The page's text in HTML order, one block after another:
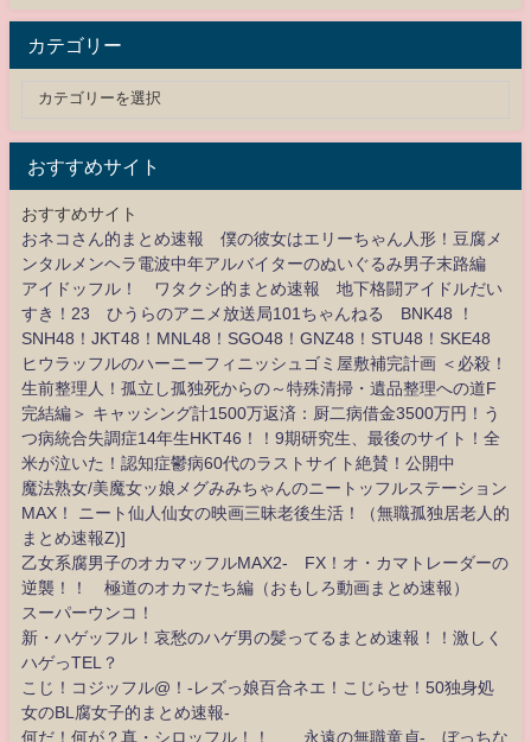
カテゴリー
おすすめサイト
おすすめサイト
おネコさん的まとめ速報 僕の彼女はエリーちゃん人形！豆腐メ
ンタルメンヘラ電波中年アルバイターのぬいぐるみ男子末路編
アイドッフル！ ワタクシ的まとめ速報 地下格闘アイドルだい
すき！23 ひうらのアニメ放送局101ちゃんねる BNK48 ！
SNH48！JKT48！MNL48！SGO48！GNZ48！STU48！SKE48
ヒウラッフルのハーニーフィニッシュゴミ屋敷補完計画 ＜必殺！
生前整理人！孤立し孤独死からの～特殊清掃・遺品整理への道F
完結編＞ キャッシング計1500万返済：厨二病借金3500万円！う
つ病統合失調症14年生HKT46！！9期研究生、最後のサイト！全
米が泣いた！認知症鬱病60代のラストサイト絶賛！公開中
魔法熟女/美魔女ッ娘メグみみちゃんのニートッフルステーション
MAX！ ニート仙人仙女の映画三昧老後生活！（無職孤独居老人的
まとめ速報Z)]
乙女系腐男子のオカマッフルMAX2- FX！オ・カマトレーダーの
逆襲！！ 極道のオカマたち編（おもしろ動画まとめ速報）
スーパーウンコ！
新・ハゲッフル！哀愁のハゲ男の髪ってるまとめ速報！！激しく
ハゲっTEL？
こじ！コジッフル@！-レズっ娘百合ネエ！こじらせ！50独身処
女のBL腐女子的まとめ速報-
何だ！何が？真・シロッフル！！ 永遠の無職童貞- ぼっちな